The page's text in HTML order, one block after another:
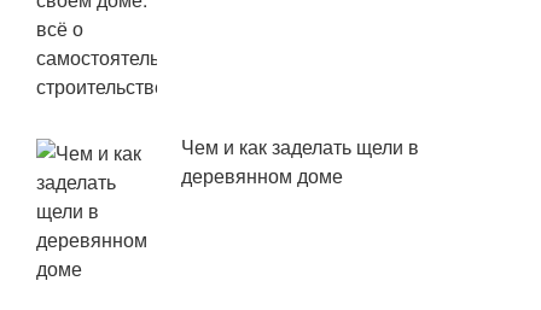
Чем и как заделать щели в
деревянном доме